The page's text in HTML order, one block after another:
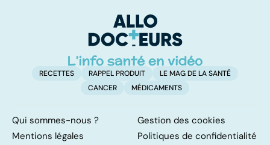
RECETTES RAPPEL PRODUIT
LE MAG DE LA SANTÉ
CANCER
MÉDICAMENTS
Qui sommes-nous ?
Gestion des cookies
Mentions légales
Politiques de confidentialité